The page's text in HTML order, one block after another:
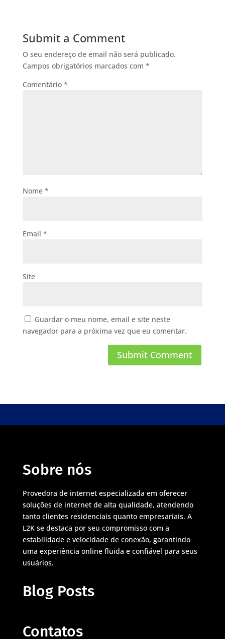
Submit a Comment
O seu endereço de email não será publicado.
Campos obrigatórios marcados com *
Comentário *
Nome *
Email *
Site
Guardar o meu nome, email e site neste
navegador para a próxima vez que eu comentar.
Sobre nós
Provedora de internet especializada em oferecer
soluções de internet de alta qualidade, atendendo
tanto clientes residenciais quanto empresariais. A
L2K se destaca por seu compromisso com a
estabilidade e velocidade de conexão, garantindo
uma experiência online fluida e confiável para seus
usuários.
Blog Posts
Contatos